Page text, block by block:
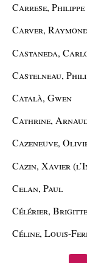
Carrese, Philippe
Carver,
Castaneda,
Castelneau,
Català, Gwen
Cathrine,
Cazeneuve,
Cazin, Xavier
Celan, Paul
Célérier, Brigitte
Céline, Louis-